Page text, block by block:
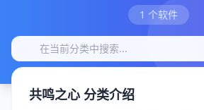
1 个软件
共鸣之心 分类介绍